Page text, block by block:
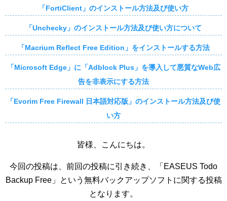
「FortiClient」のインストール方法及び使い方
「Unchecky」のインストール方法及び使い方について
「Macrium Reflect Free Edition」をインストールする方法
「Microsoft Edge」に「Adblock Plus」を導入して悪質なWeb広
告を非表示にする方法
「Evorim Free Firewall 日本語対応版」のインストール方法及び使
い方
皆様、こんにちは。
今回の投稿は、前回の投稿に引き続き、「EASEUS Todo
Backup Free」という無料バックアップソフトに関する投稿
となります。